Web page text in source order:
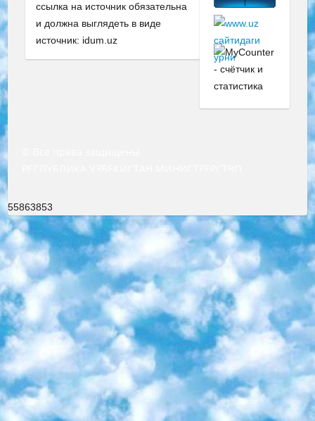
ссылка на источник обязательна
и должна выглядеть в виде
источник: idum.uz
55863853